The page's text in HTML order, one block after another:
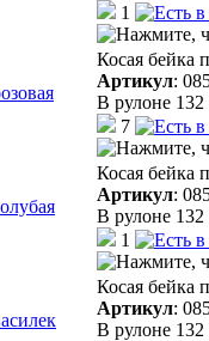
1
Косая бейка
Артикул:
В рулоне
7
Косая бейка
Артикул:
В рулоне
1
Косая бейка
Артикул:
В рулоне